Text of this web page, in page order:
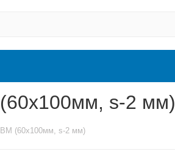
s-2 мм)
(60х100мм, s-2 мм)